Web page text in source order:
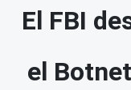
El FBI
el